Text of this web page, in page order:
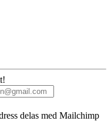
delas med Mailchimp